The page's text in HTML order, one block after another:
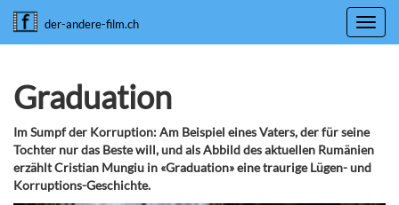
der-andere-film.ch
Graduation
Im Sumpf der Korruption: Am Beispiel eines Vaters, der für seine
Tochter nur das Beste will, und als Abbild des aktuellen Rumänien
erzählt Cristian Mungiu in «Graduation» eine traurige Lügen- und
Korruptions-Geschichte.